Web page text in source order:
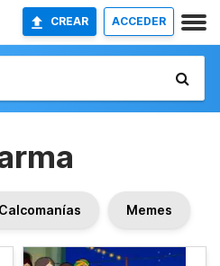
CREAR ACCEDER
Calcomanías Memes